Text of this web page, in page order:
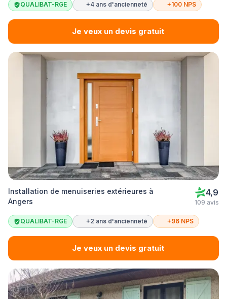
QUALIBAT-RGE +4 ans d'ancienneté +100 NPS
Je veux un devis gratuit
Installation de menuiseries extérieures à
Angers
4,9
109 avis
QUALIBAT-RGE +2 ans d'ancienneté +96 NPS
Je veux un devis gratuit